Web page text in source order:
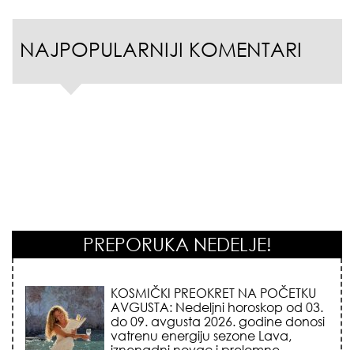
NAJPOPULARNIJI KOMENTARI
PREPORUKA NEDELJE!
KOSMIČKI PREOKRET NA POČETKU
AVGUSTA: Nedeljni horoskop od 03.
do 09. avgusta 2026. godine donosi
vatrenu energiju sezone Lava,